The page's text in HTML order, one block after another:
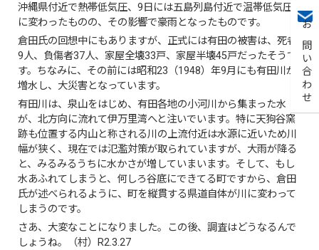
お問い合わせ
沖縄県付近で熱帯低気圧、9日には五島列島付近で温帯低気圧
に変わったものの、その影響で豪雨となったものです。
倉田氏の回想中にもありますが、正式には有田の被害は、死者
9人、負傷者37人、家屋全壊33戸、家屋半壊45戸だったそうで
す。ちなみに、その前には昭和23（1948）年9月にも有田川が
増水し、大災害となっています。
有田川は、泉山をはじめ、有田各地の小河川から集まった水
が、北方向に流れて伊万里湾へと注いでいます。特に天狗谷窯
跡も位置する内山と称される川の上流付近は水源に近いため川
幅が狭く、現在では氾濫対策が取られていますが、大雨が降る
と、みるみるうちに水かさが増していまいます。そして、もし
水あふれてしまうと、何しろ谷底にできてる町ですから、倉田
氏が述べられるように、町を縦貫する県道自体が川に変わって
しまうのです。
さあ、大変なことになりました。この後、調査はどうなるんで
しょうね。（村）R2.3.27